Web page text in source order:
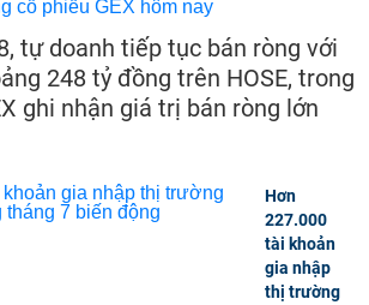
tự doanh tiếp tục bán ròng với
248 tỷ đồng trên HOSE, trong
ghi nhận giá trị bán ròng lớn
Hơn
227.000
tài khoản
gia nhập
thị trường